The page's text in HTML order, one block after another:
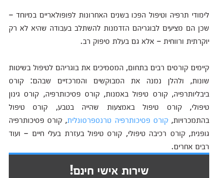
לימודי תרפיה וטיפול הפכו בשנים האחרונות לפופולאריים במיוחד –
שכן הם מציעים לבוגריהם הזדמנות להשתלב בעבודה שהיא לא רק
יוקרתית ורווחית – אלא גם בעלת סיפוק רב.
קיימים קורסים רבים בתחום, המסמיכים את בוגריהם לטיפול בשיטות
שונות, ולהלן נמנה את המבוקשים והמרכזיים שבהם: קורס
ביבליותרפיה, קורס טיפול באמנות, קורס פסיכותרפיה, קורס גינון
טיפולי, קורס טיפול באמצעות שהייה בטבע, קורס טיפול
בהתמכרויות,קורס פסיכותרפיה טרנספרסונלית, קורס פסיכותרפיה
גופנית, קורס רכיבה טיפולי, קורס טיפול בעזרת בעלי חיים – ועוד
רבים אחרים.
שירות אישי חינם!